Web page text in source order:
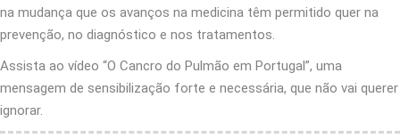
na mudança que os avanços na medicina têm permitido quer na
prevenção, no diagnóstico e nos tratamentos.
Assista ao vídeo “O Cancro do Pulmão em Portugal”, uma
mensagem de sensibilização forte e necessária, que não vai querer
ignorar.